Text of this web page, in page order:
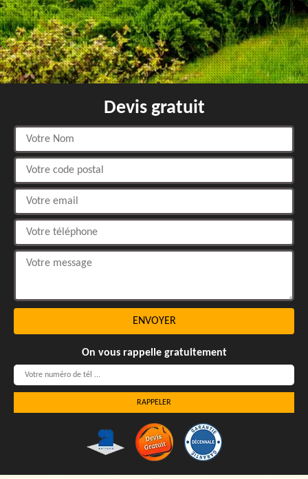
Devis gratuit
On vous rappelle gratuitement